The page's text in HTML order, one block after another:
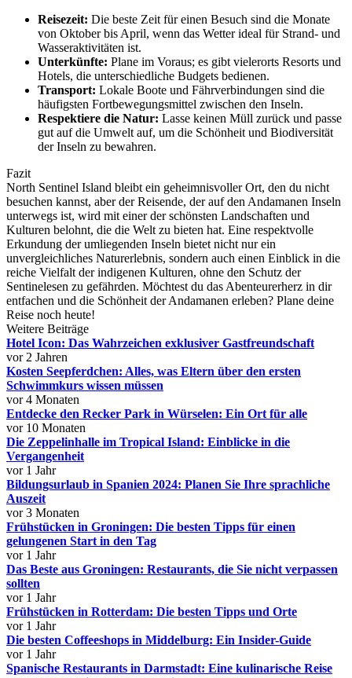
Reisezeit: Die beste Zeit für einen Besuch sind die Monate
von Oktober bis April, wenn das Wetter ideal für Strand- und
Wasseraktivitäten ist.
Unterkünfte: Plane im Voraus; es gibt vielerorts Resorts und
Hotels, die unterschiedliche Budgets bedienen.
Transport: Lokale Boote und Fährverbindungen sind die
häufigsten Fortbewegungsmittel zwischen den Inseln.
Respektiere die Natur: Lasse keinen Müll zurück und passe
gut auf die Umwelt auf, um die Schönheit und Biodiversität
der Inseln zu bewahren.
Fazit
North Sentinel Island bleibt ein geheimnisvoller Ort, den du nicht
besuchen kannst, aber der Reisende, der auf den Andamanen Inseln
unterwegs ist, wird mit einer der schönsten Landschaften und
Kulturen belohnt, die die Welt zu bieten hat. Eine respektvolle
Erkundung der umliegenden Inseln bietet nicht nur ein
unvergleichliches Naturerlebnis, sondern auch einen Einblick in die
reiche Vielfalt der indigenen Kulturen, ohne den Schutz der
Sentinelesen zu gefährden. Möchtest du das Abenteurerherz in dir
entfachen und die Schönheit der Andamanen erleben? Plane deine
Reise noch heute!
Weitere Beiträge
Hotel Icon: Das Wahrzeichen exklusiver Gastfreundschaft
vor 2 Jahren
Kosten Seepferdchen: Alles, was Eltern über den ersten
Schwimmkurs wissen müssen
vor 4 Monaten
Entdecke den Recker Park in Würselen: Ein Ort für alle
vor 10 Monaten
Die Zeppelinhalle im Tropical Island: Einblicke in die
Vergangenheit
vor 1 Jahr
Bildungsurlaub in Spanien 2024: Planen Sie Ihre sprachliche
Auszeit
vor 3 Monaten
Frühstücken in Groningen: Die besten Tipps für einen
gelungenen Start in den Tag
vor 1 Jahr
Das Beste aus Groningen: Restaurants, die Sie nicht verpassen
sollten
vor 1 Jahr
Frühstücken in Rotterdam: Die besten Tipps und Orte
vor 1 Jahr
Die besten Coffeeshops in Middelburg: Ein Insider-Guide
vor 1 Jahr
Spanische Restaurants in Darmstadt: Eine kulinarische Reise